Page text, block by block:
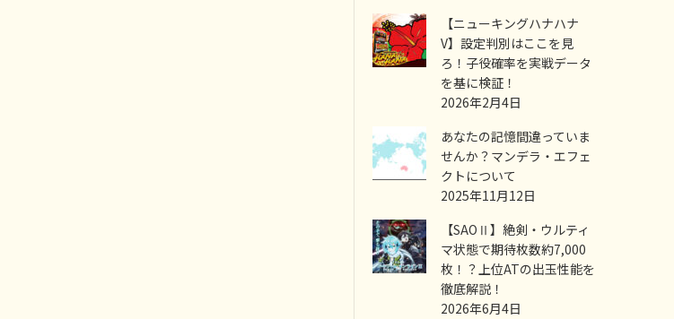
【ニューキングハナハナ
V】設定判別はここを見
ろ！子役確率を実戦データ
を基に検証！
2026年2月4日
あなたの記憶間違っていま
せんか？マンデラ・エフェ
クトについて
2025年11月12日
【SAOⅡ】絶剣・ウルティ
マ状態で期待枚数約7,000
枚！？上位ATの出玉性能を
徹底解説！
2026年6月4日